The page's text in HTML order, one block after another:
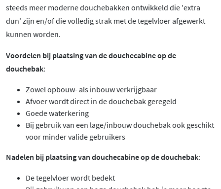
steeds meer moderne douchebakken ontwikkeld die 'extra
dun' zijn en/of die volledig strak met de tegelvloer afgewerkt
kunnen worden.
Voordelen bij plaatsing van de douchecabine op de
douchebak:
Zowel opbouw- als inbouw verkrijgbaar
Afvoer wordt direct in de douchebak geregeld
Goede waterkering
Bij gebruik van een lage/inbouw douchebak ook geschikt
voor minder valide gebruikers
Nadelen bij plaatsing van douchecabine op de douchebak:
De tegelvloer wordt bedekt